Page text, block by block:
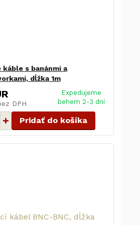
káble s banánmi a
dĺžka 1m
DPH
Expedujeme
behem 2-3 dní
Pridať do košíka